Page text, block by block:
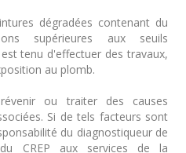
dégradées contenant du
supérieures aux seuils
tenu d'effectuer des travaux,
au plomb.
ou traiter des causes
Si de tels facteurs sont
du diagnostiqueur de
CREP aux services de la